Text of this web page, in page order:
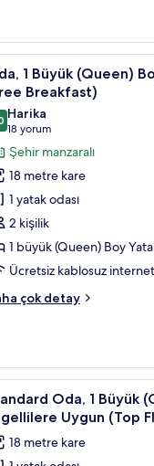
odada kasa, masa
6
1 Büyük (Queen)
Breakfast)
/ 10
Harika
18 yorum
(18
yorum)
Şehir manzaralı
18 metre kare
1 yatak odası
2 kişilik
1 büyük (Queen) Boy
Ücretsiz kablosuz internet
çok detay
odada kasa, masa
5
Oda, 1 Büyük
Uygun (Top
18 metre kare